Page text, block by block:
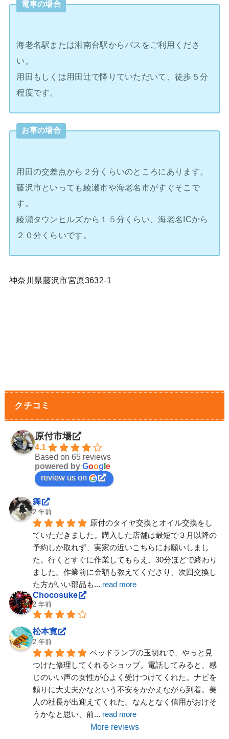
電車の場合
海老名駅または湘南台駅からバスをご利用くださ
い。
用田もしくは用田辻で降りていただいて、徒歩５分
程度です。
お車の場合
用田の交差点から２分くらいのところにあります。
藤沢市といっても綾瀬市や海老名市がすぐそこで
す。
綾瀬タウンヒルズから１５分くらい、海老名ICから
２０分くらいです。
神奈川県藤沢市宮原3632-1
クチコミ
原付市場
4.1
Based on 65 reviews
powered by Goog e
review us on
舞
2 年前
原付のタイヤ交換とオイル交換をし
ていただきました。購入した店舗は最短で３月以降の
予約しか取れず、実家の近いこちらにお願いしまし
た。行くとすぐに作業してもらえ、30分ほどで終わり
ました。作業前に金額も教えてくださり、次回交換し
た方がいい部品も... read more
Chocosuke
2 年前
松本寛
2 年前
ベッドランプの玉切れで、やっと見
つけた修理してくれるショップ。電話してみると、感
じのいい声の女性が心よく受けつけてくれた。ナビを
頼りに大丈夫かなという不安をかかえながら到着。美
人の社長が出迎えてくれた。なんとなく信用がおけそ
うかなと思い、前... read more
More reviews